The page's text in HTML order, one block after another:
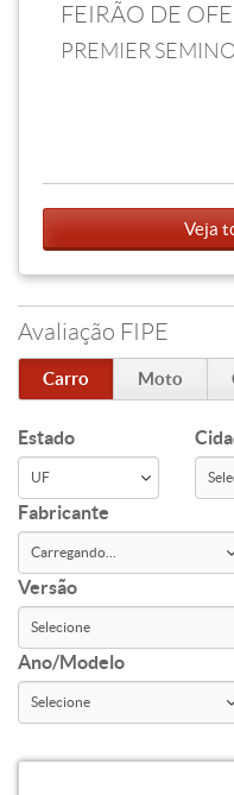
FEIRÃO DE
PREMIER
Veja
Avaliação FIPE
Carro Moto
Estado
Fabricante
Versão
Ano/Modelo